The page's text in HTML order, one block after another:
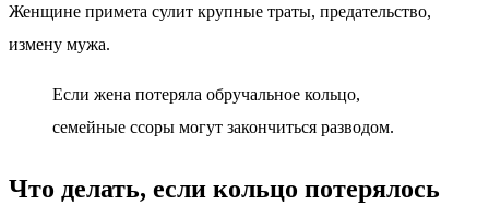
Женщине примета сулит крупные траты, предательство,
измену мужа.
Если жена потеряла обручальное кольцо,
семейные ссоры могут закончиться разводом.
Что делать, если кольцо потерялось